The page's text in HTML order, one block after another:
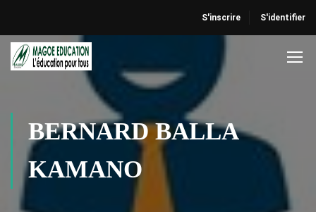
S'inscrire S'identifier
BERNARD BALLA
KAMANO